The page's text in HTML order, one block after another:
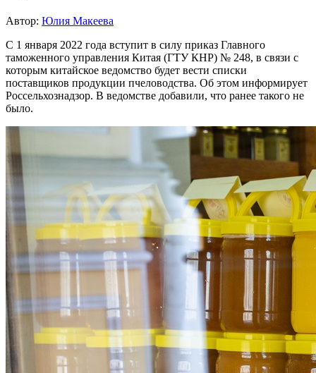
Автор: Юлия Макеева
С 1 января 2022 года вступит в силу приказ Главного
таможенного управления Китая (ГТУ КНР) № 248, в связи с
которым китайское ведомство будет вести списки
поставщиков продукции пчеловодства. Об этом информирует
Россельхознадзор. В ведомстве добавили, что ранее такого не
было.